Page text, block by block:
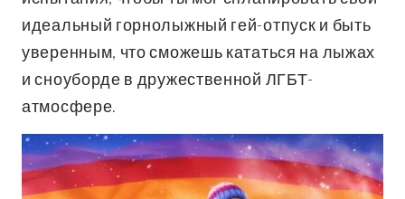
идеальный горнолыжный гей-отпуск и быть
уверенным, что сможешь кататься на лыжах
и сноуборде в дружественной ЛГБТ-
атмосфере.